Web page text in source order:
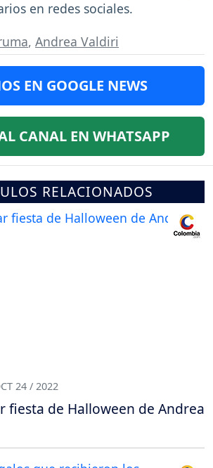
en redes sociales.
, Andrea Valdiri
EN GOOGLE NEWS
CANAL EN WHATSAPP
RELACIONADOS
24 / 2022
fiesta de Halloween de Andrea